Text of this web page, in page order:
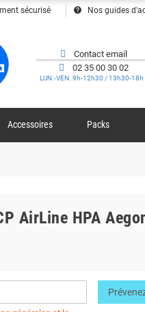
sécurisé help Nos guides
Contact email
02 35 00 30 02
LUN.-VEN. 9h-12h30 / 13h30-18h
Accessoires Packs
AirLine HPA